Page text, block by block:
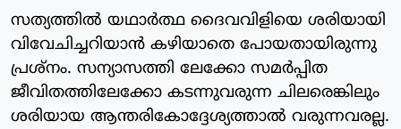
സത്യത്തിൽ യഥാർത്ഥ ദൈവവിളിയെ ശരിയായി
വിവേചിച്ചറിയാൻ കഴിയാതെ പോയതായിരുന്നു
പ്രശ്‌നം. സന്യാസത്തി ലേക്കോ സമർപ്പിത
ജീവിതത്തിലേക്കോ കടന്നുവരുന്ന ചിലരെങ്കിലും
ശരിയായ ആന്തരികോദ്ദേശ്യത്താൽ വരുന്നവരല്ല.